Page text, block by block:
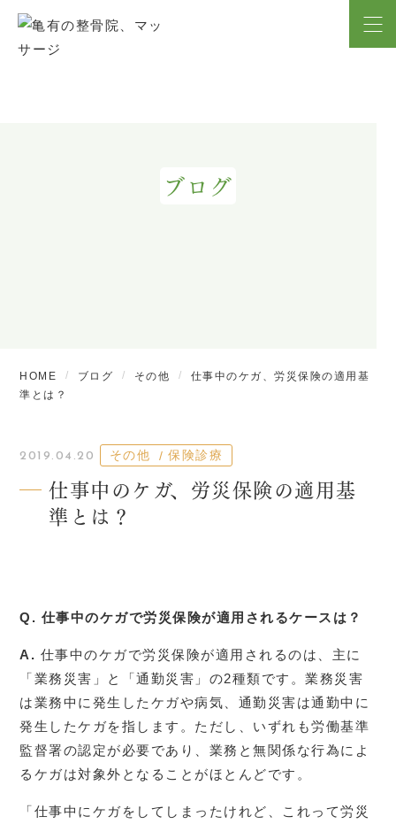
ブログ
HOME ブログ その他
仕事中のケガ、労災保険の適用基
準とは？
2019.04.20 その他 保険診療
仕事中のケガ、労災保険の適用基
準とは？
Q. 仕事中のケガで労災保険が適用されるケースは？
A. 仕事中のケガで労災保険が適用されるのは、主に
「業務災害」と「通勤災害」の2種類です。業務災害
は業務中に発生したケガや病気、通勤災害は通勤中に
発生したケガを指します。ただし、いずれも労働基準
監督署の認定が必要であり、業務と無関係な行為によ
るケガは対象外となることがほとんどです。
「仕事中にケガをしてしまったけれど、これって労災